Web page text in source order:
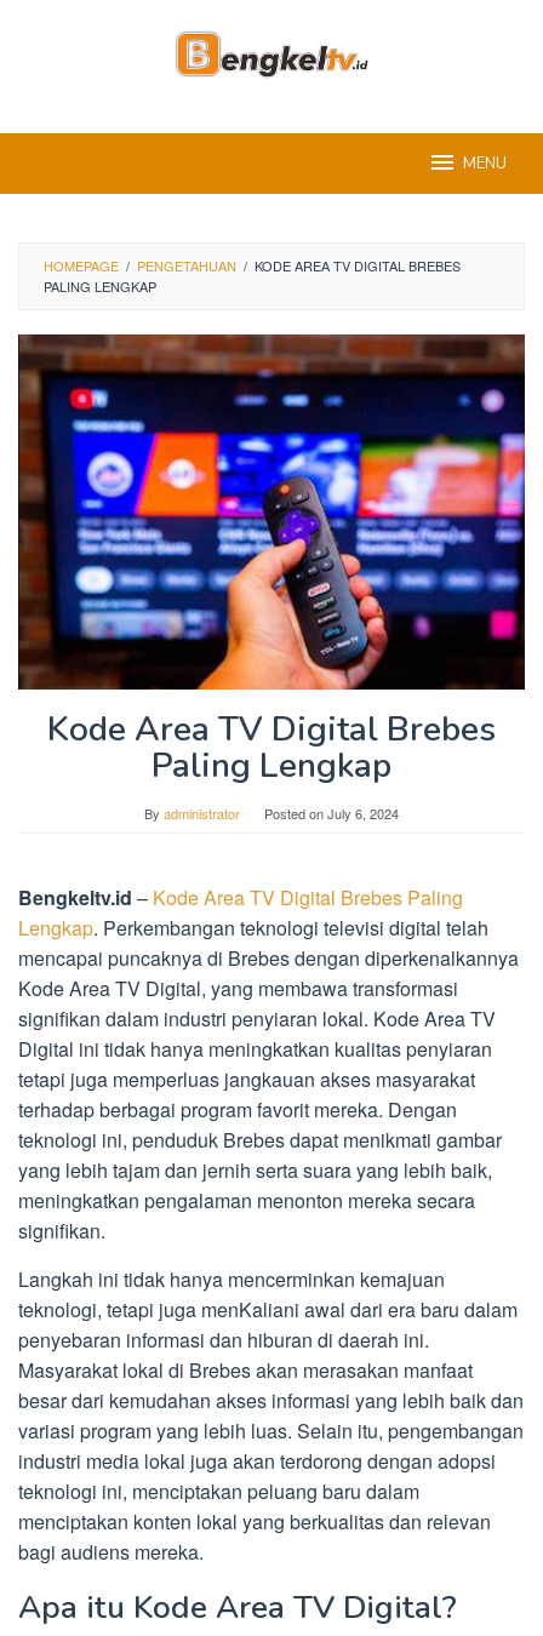
MENU
HOMEPAGE / PENGETAHUAN / KODE AREA TV DIGITAL BREBES
PALING LENGKAP
Kode Area TV Digital Brebes
Paling Lengkap
By administrator Posted onJuly 6, 2024
Bengkeltv.id – Kode Area TV Digital Brebes Paling
Lengkap. Perkembangan teknologi televisi digital telah
mencapai puncaknya di Brebes dengan diperkenalkannya
Kode Area TV Digital, yang membawa transformasi
signifikan dalam industri penyiaran lokal. Kode Area TV
Digital ini tidak hanya meningkatkan kualitas penyiaran
tetapi juga memperluas jangkauan akses masyarakat
terhadap berbagai program favorit mereka. Dengan
teknologi ini, penduduk Brebes dapat menikmati gambar
yang lebih tajam dan jernih serta suara yang lebih baik,
meningkatkan pengalaman menonton mereka secara
signifikan.
Langkah ini tidak hanya mencerminkan kemajuan
teknologi, tetapi juga menKaliani awal dari era baru dalam
penyebaran informasi dan hiburan di daerah ini.
Masyarakat lokal di Brebes akan merasakan manfaat
besar dari kemudahan akses informasi yang lebih baik dan
variasi program yang lebih luas. Selain itu, pengembangan
industri media lokal juga akan terdorong dengan adopsi
teknologi ini, menciptakan peluang baru dalam
menciptakan konten lokal yang berkualitas dan relevan
bagi audiens mereka.
Apa itu Kode Area TV Digital?